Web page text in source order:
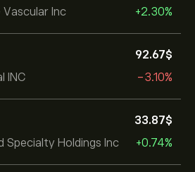
Vascular Inc
+2.30%
INC
92.67‎$‎
-3.10%
Specialty Holdings Inc
33.87‎$‎
+0.74%